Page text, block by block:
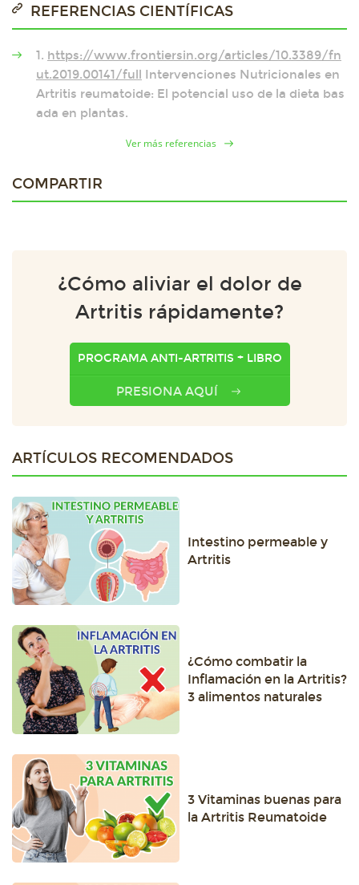
REFERENCIAS CIENTÍFICAS
1. https://www.frontiersin.org/articles/10.3389/fn
ut.2019.00141/full Intervenciones Nutricionales en
Artritis reumatoide: El potencial uso de la dieta bas
ada en plantas.
Ver más referencias
COMPARTIR
¿Cómo aliviar el dolor de
Artritis rápidamente?
PROGRAMA ANTI-ARTRITIS + LIBRO
PRESIONA AQUÍ
ARTÍCULOS RECOMENDADOS
Intestino permeable y
Artritis
¿Cómo combatir la
Inflamación en la Artritis?
3 alimentos naturales
3 Vitaminas buenas para
la Artritis Reumatoide